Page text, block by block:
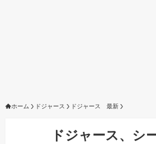
ホーム ドジャース ドジャース 最新
ドジャース、シ